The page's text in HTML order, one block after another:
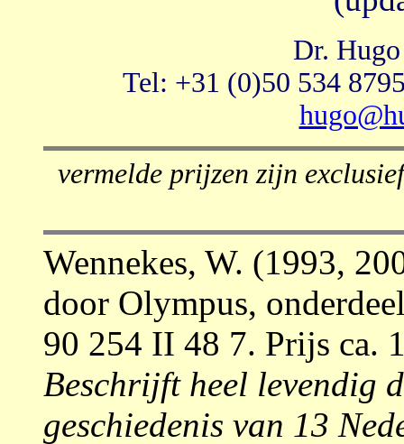
Dr.
Tel: +31 (0)50 534
vermelde prijzen zijn
Wennekes, W. (1993,
door Olympus,
90 254 II 48 7. Prijs ca.
Beschrijft heel levendig
geschiedenis van 13